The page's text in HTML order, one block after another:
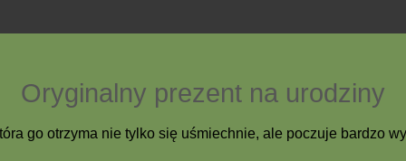
Oryginalny prezent na urodziny
go otrzyma nie tylko się uśmiechnie, ale poczuje bardzo